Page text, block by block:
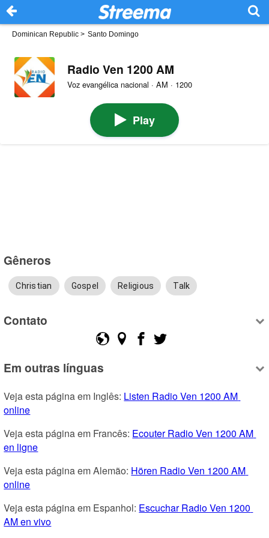
Dominican Republic > Santo Domingo
Radio Ven 1200 AM
Voz evangélica nacional · AM · 1200
Play
Gêneros
Christian Gospel Religious Talk
Contato
Em outras línguas
Veja esta página em Inglês: Listen Radio Ven 1200 AM
online
Veja esta página em Francês: Ecouter Radio Ven 1200 AM
en ligne
Veja esta página em Alemão: Hören Radio Ven 1200 AM
online
Veja esta página em Espanhol: Escuchar Radio Ven 1200
AM en vivo